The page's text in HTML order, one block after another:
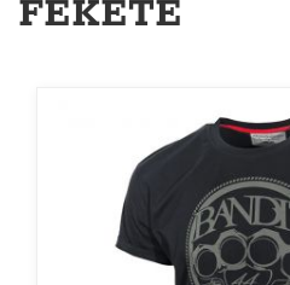
FEKETE